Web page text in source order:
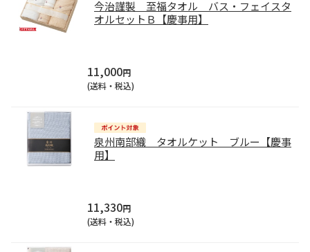
今治謹製 至福タオル バス・フェイスタ
オルセットＢ【慶事用】
11,000円
(送料・税込)
泉州南部織 タオルケット ブルー【慶事
用】
11,330円
(送料・税込)